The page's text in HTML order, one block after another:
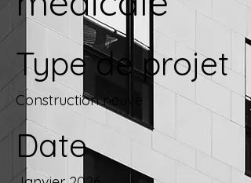
Type de projet
Construction neuve
Date